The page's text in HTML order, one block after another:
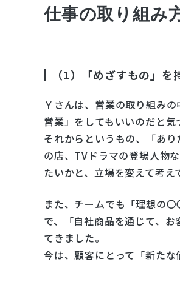
仕事の取り組み
（1）「めざすもの」を
Ｙさんは、営業の取り組み
営業」をしてもいいのだと気
それからというもの、「あ
の店、TVドラマの登場人物
たいかと、立場を変えて考え
また、チームでも「理想の
で、「自社商品を通じて、
てきました。
今は、顧客にとって「新たな